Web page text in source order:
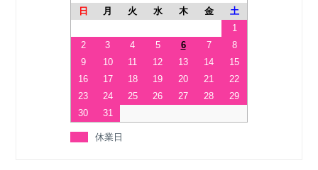
日
月 火 水 木 金
土
1
2
3 4 5 6 7
8
9
10 11 12 13 14
15
16
17 18 19 20 21
22
23
24 25 26 27 28
29
30
31
休業日